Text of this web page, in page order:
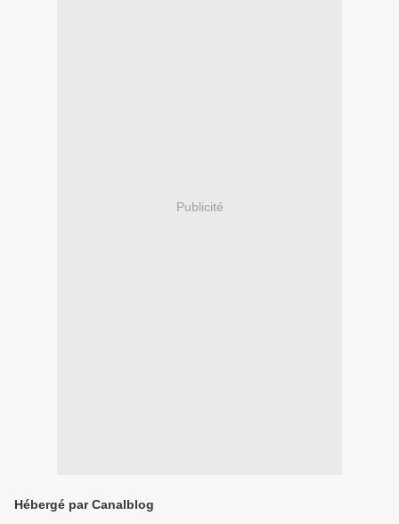
Publicité
Hébergé par Canalblog